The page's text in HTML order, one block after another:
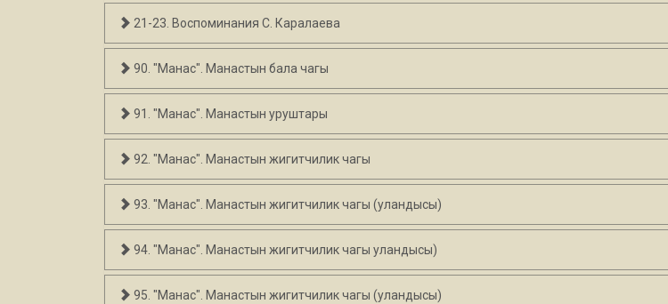
21-23. Воспоминания С. Каралаева
90. "Манас". Манастын бала чагы
91. "Манас". Манастын уруштары
92. "Манас". Манастын жигитчилик чагы
93. "Манас". Манастын жигитчилик чагы (уландысы)
94. "Манас". Манастын жигитчилик чагы уландысы)
95. "Манас". Манастын жигитчилик чагы (уландысы)